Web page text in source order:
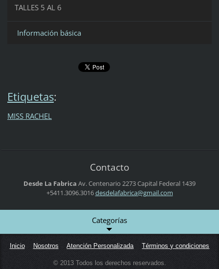
TALLES 5 AL 6
Información básica
Etiquetas:
MISS RACHEL
Contacto
Desde La Fabrica Av. Centenario 2273Capital Federal 1439
+5411.3096.3016desdelafabrica@gmail.com
Categorías
Inicio Nosotros Atención Personalizada Términos y condiciones
© 2013 Todos los derechos reservados.